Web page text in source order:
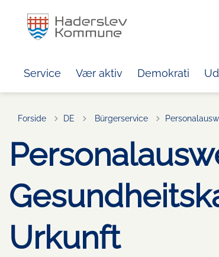
Service Vær aktiv Demokrati
Forside DE Tilbage til
Bürgerservice
Urkunft